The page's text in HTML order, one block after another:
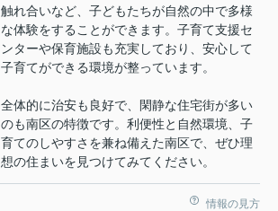
触れ合いなど、子どもたちが自然の中で多様
な体験をすることができます。子育て支援セ
ンターや保育施設も充実しており、安心して
子育てができる環境が整っています。
全体的に治安も良好で、閑静な住宅街が多い
のも南区の特徴です。利便性と自然環境、子
育てのしやすさを兼ね備えた南区で、ぜひ理
想の住まいを見つけてみてください。
情報の見方